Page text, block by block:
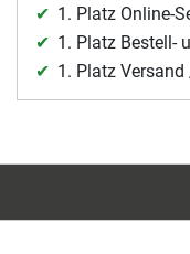
1. Platz Online-
1. Platz Bestell-
1. Platz